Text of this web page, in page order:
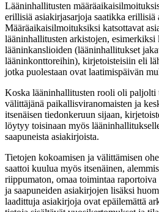
Lääninhallitusten
erillisiä asiakirjasarjoja saatikka erillisiä
Määräaikaisilmoituksiksi katsottavat
lääninhallitusten arkistojen, esimerkiksi
lääninkanslioiden (lääninhallitukset
lääninkonttoreihin), kirjetoisteisiin eli
jotka puolestaan ovat laatimispäivän
Koska lääninhallitusten rooli oli paljolti
välittäjänä paikallisviranomaisten ja
itsenäisen tiedonkeruun sijaan,
löytyy toisinaan myös
saapuneista asiakirjoista.
Tietojen kokoamisen ja välittämisen
saattoi kuulua myös itsenäinen,
riippumaton, omaa toimintaa
ja saapuneiden asiakirjojen lisäksi
laadittuja asiakirjoja ovat epäilemättä